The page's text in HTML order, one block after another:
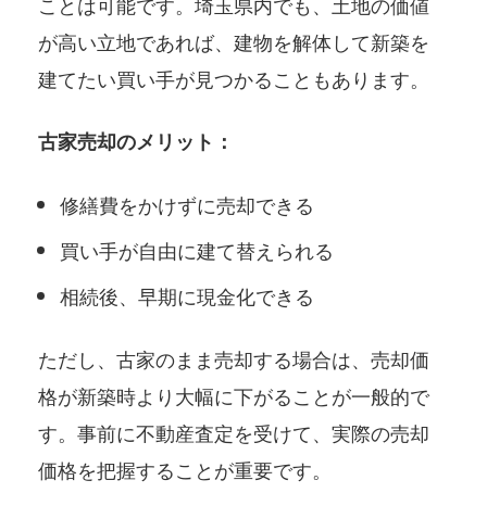
が高い立地であれば、建物を解体して新築を
建てたい買い手が見つかることもあります。
古家売却のメリット：
修繕費をかけずに売却できる
買い手が自由に建て替えられる
相続後、早期に現金化できる
ただし、古家のまま売却する場合は、売却価
格が新築時より大幅に下がることが一般的で
す。事前に不動産査定を受けて、実際の売却
価格を把握することが重要です。